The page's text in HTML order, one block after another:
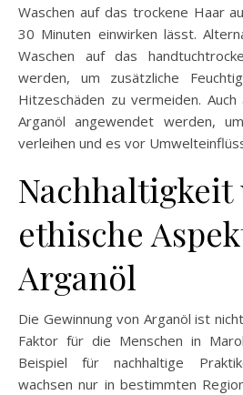
Waschen auf das trockene Haar
30 Minuten einwirken lässt.
Waschen auf das
werden, um zusätzliche
Hitzeschäden zu vermeiden. Auch
Arganöl angewendet werden,
verleihen und es vor
Nachhaltigkeit
ethische
Arganöl
Die Gewinnung von Arganöl ist
Faktor für die Menschen in
Beispiel für nachhaltige
wachsen nur in bestimmten